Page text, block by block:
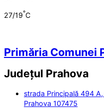
27/19°C
Primăria Comunei
Județul Prahova
strada Principală 494
Prahova 107475